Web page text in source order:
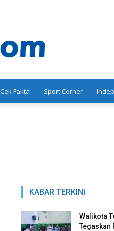
Cek Fakta Sport Corner
KABAR TERKINI
Walikota
Tegaskan